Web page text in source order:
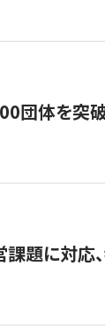
団体を突破
題に対応